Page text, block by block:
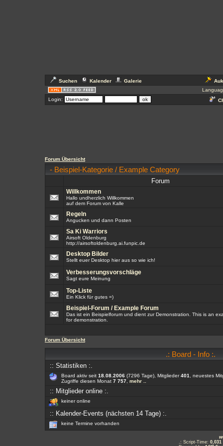
Suchen Kalender Galerie
Login:
Forum Übersicht
- Beispiel-Kategorie / Example Category
Forum
Willkommen
Hallo undherzlich Willkommen
auf dem Forum von Kalle
Regeln
Angucken und dann Posten
Sa Ki Warriors
Airsoft Oldenburg
http://airsoftoldenburg.ai.funpic.de
Desktop Bilder
Stellt euer Desktop hier aus so wie ich!
Verbesserungsvorschläge
Sagt eure Meinung
Top-Liste
Ein Klick für gutes =)
Beispiel-Forum / Example Forum
Das ist ein Beispielforum und dient zur Demonstration. This is an
for demonstration.
Forum Übersicht
.: Board - Info :.
:: Statistiken :.
Board aktiv seit 18.08.2006 (7296 Tage), Mitglieder401
, neuestes
Zugriffe diesen Monat 7 757 mehr ..
:: Mitglieder online :.
keiner online
:: Kalender-Events (nächsten 14 Tage) :.
keine Termine vorhanden
.: Script-Time: 0,031